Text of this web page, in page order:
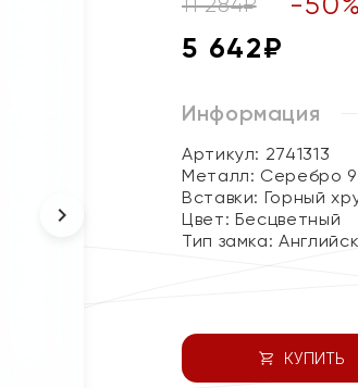
5 642₽
Информация
Артикул: 2741313
Металл: Серебро
Вставки: Горный
Цвет: Бесцветный
Тип замка:
КУПИТЬ